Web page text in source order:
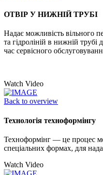
ОТВІР У НИЖНІЙ ТРУБІ
Надає можливість вільного
та гідроліній в нижній трубі
час сервісного
Watch Video
Back to overview
Технологія техноформінгу
Техноформінг — це процес
спеціальних формах, для
Watch Video